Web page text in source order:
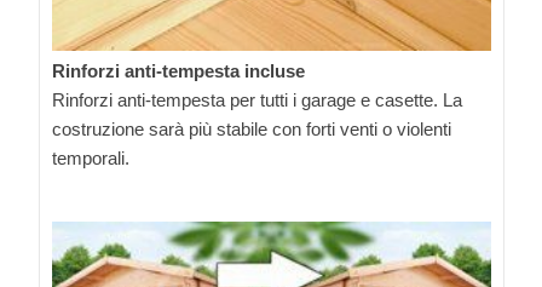
Rinforzi anti-tempesta incluse
Rinforzi anti-tempesta per tutti i garage e casette. La
costruzione sarà più stabile con forti venti o violenti
temporali.